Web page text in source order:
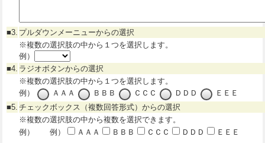
■3. プルダウンメーニューからの選択
※複数の選択肢の中から１つを選択します。
例）
■4. ラジオボタンからの選択
※複数の選択肢の中から１つを選択します。
例）
ＡＡＡ ＢＢＢ ＣＣＣ ＤＤＤ
ＥＥＥ
■5. チェックボックス（複数回答形式）からの選択
※複数の選択肢の中から複数を選択できます。
例） 例）
ＡＡＡ ＢＢＢ ＣＣＣ ＤＤＤ ＥＥＥ